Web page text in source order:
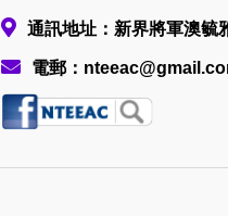
通訊地址：新界將軍澳毓
電郵：